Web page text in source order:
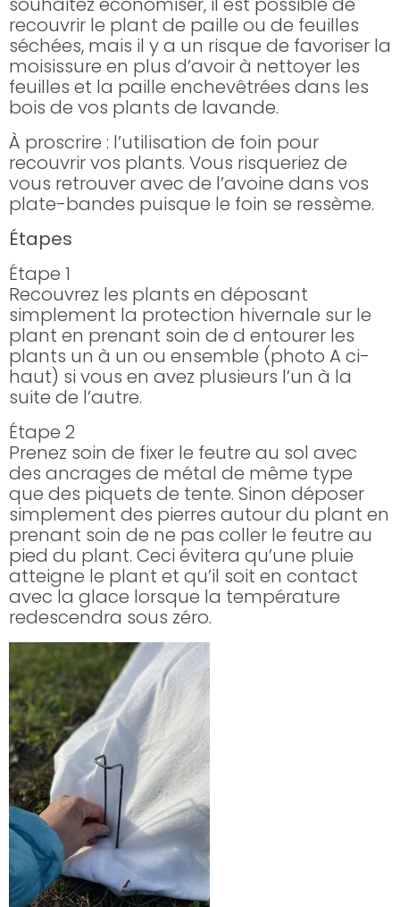
recouvrir le plant de paille ou de feuilles
séchées, mais il y a un risque de favoriser la
moisissure en plus d’avoir à nettoyer les
feuilles et la paille enchevêtrées dans les
bois de vos plants de lavande.
À proscrire : l’utilisation de foin pour
recouvrir vos plants. Vous risqueriez de
vous retrouver avec de l’avoine dans vos
plate-bandes puisque le foin se ressème.
Étapes
Étape 1
Recouvrez les plants en déposant
simplement la protection hivernale sur le
plant en prenant soin de d entourer les
plants un à un ou ensemble (photo A ci-
haut) si vous en avez plusieurs l’un à la
suite de l’autre.
Étape 2
Prenez soin de fixer le feutre au sol avec
des ancrages de métal de même type
que des piquets de tente. Sinon déposer
simplement des pierres autour du plant en
prenant soin de ne pas coller le feutre au
pied du plant. Ceci évitera qu’une pluie
atteigne le plant et qu’il soit en contact
avec la glace lorsque la température
redescendra sous zéro.